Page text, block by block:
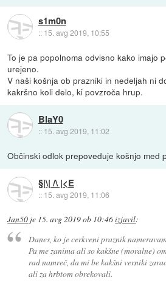
s1m0n
:: 15. avg 2019, 10:55
To je pa popolnoma odvisno kako imajo
urejeno.
V naši košnja ob prazniki in nedeljah ni
kakršno koli delo, ki povzroča hrup.
BlaY0
:: 15. avg 2019, 11:02
Občinski odlok prepoveduje košnjo med
§|\| /\ |<E
:: 15. avg 2019, 11:06
Jan50 je 15. avg 2019 ob 10:46izjavil:
Danes, ko je cerkveni praznik
Pa me zanima ali so kakšne (moralne)
rad namreč, da mi be kakšni verniki
ali za hrbtom obrekovali.